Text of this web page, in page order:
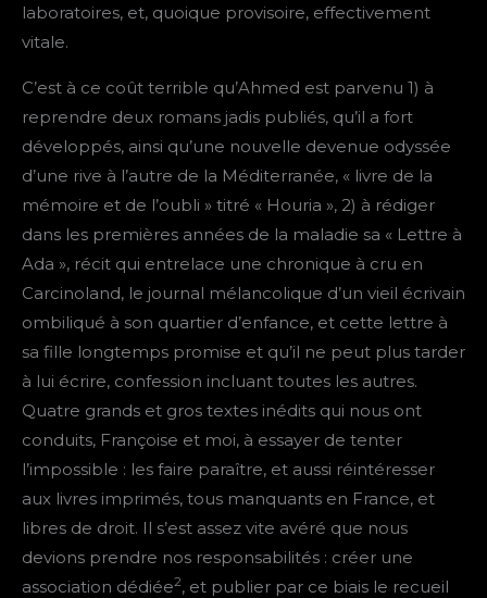
laboratoires, et, quoique provisoire, effectivement
vitale.
C’est à ce coût terrible qu’Ahmed est parvenu 1) à
reprendre deux romans jadis publiés, qu’il a fort
développés, ainsi qu’une nouvelle devenue odyssée
d’une rive à l’autre de la Méditerranée, « livre de la
mémoire et de l’oubli » titré « Houria », 2) à rédiger
dans les premières années de la maladie sa « Lettre à
Ada », récit qui entrelace une chronique à cru en
Carcinoland, le journal mélancolique d’un vieil écrivain
ombiliqué à son quartier d’enfance, et cette lettre à
sa fille longtemps promise et qu’il ne peut plus tarder
à lui écrire, confession incluant toutes les autres.
Quatre grands et gros textes inédits qui nous ont
conduits, Françoise et moi, à essayer de tenter
l’impossible : les faire paraître, et aussi réintéresser
aux livres imprimés, tous manquants en France, et
libres de droit. Il s’est assez vite avéré que nous
devions prendre nos responsabilités : créer une
association dédiée2, et publier par ce biais le recueil